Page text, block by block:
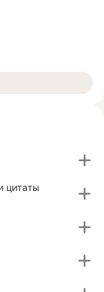
цитаты